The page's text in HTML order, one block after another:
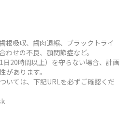
根吸収、歯肉退縮、ブラックトライ
わせの不良、顎関節症など。
20時間以上）を守らない場合、計画
があります。
いては、下記URLを必ずご確認くだ